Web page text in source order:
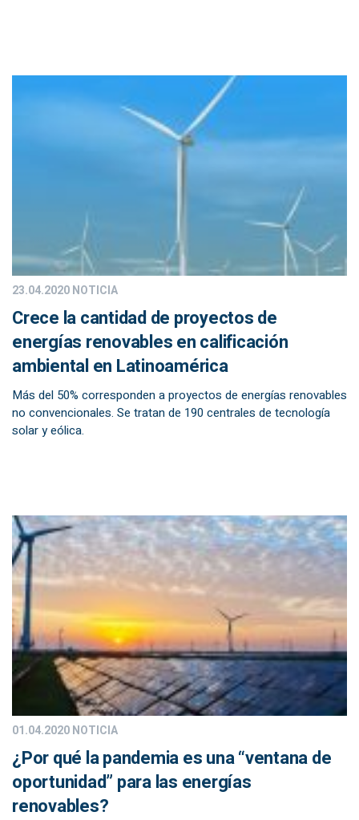
23.04.2020NOTICIA
Crece la cantidad de proyectos de
energías renovables en calificación
ambiental en Latinoamérica
Más del 50% corresponden a proyectos de energías renovables
no convencionales. Se tratan de 190 centrales de tecnología
solar y eólica.
01.04.2020NOTICIA
¿Por qué la pandemia es una “ventana de
oportunidad” para las energías
renovables?